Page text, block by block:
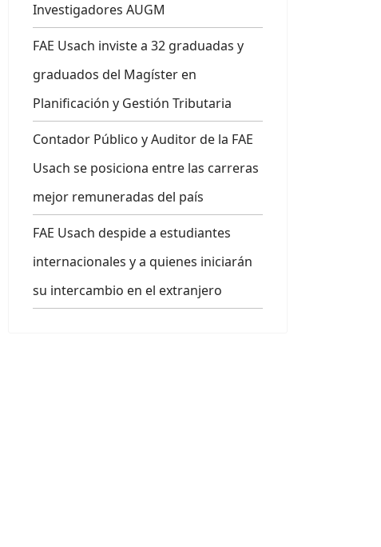
Investigadores AUGM
FAE Usach inviste a 32 graduadas y
graduados del Magíster en
Planificación y Gestión Tributaria
Contador Público y Auditor de la FAE
Usach se posiciona entre las carreras
mejor remuneradas del país
FAE Usach despide a estudiantes
internacionales y a quienes iniciarán
su intercambio en el extranjero